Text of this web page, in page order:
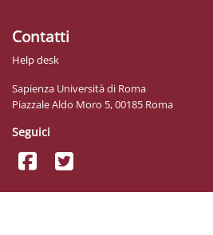
Contatti
Help desk
Sapienza Università di Roma
Piazzale Aldo Moro 5, 00185 Roma
Seguici